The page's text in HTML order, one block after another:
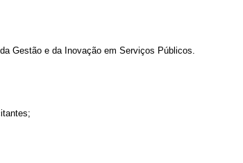
Gestão e da Inovação em Serviços Públicos.